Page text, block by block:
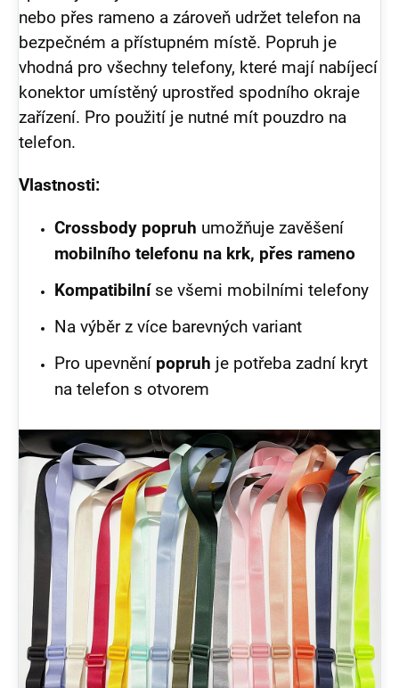
nebo přes rameno a zároveň udržet telefon na
bezpečném a přístupném místě. Popruh je
vhodná pro všechny telefony, které mají nabíjecí
konektor umístěný uprostřed spodního okraje
zařízení. Pro použití je nutné mít pouzdro na
telefon.
Vlastnosti:
Crossbody popruh umožňuje zavěšení
mobilního telefonu na krk, přes rameno
Kompatibilníse všemi mobilními telefony
Na výběr z více barevných variant
Pro upevnění popruh je potřeba zadní kryt
na telefon s otvorem